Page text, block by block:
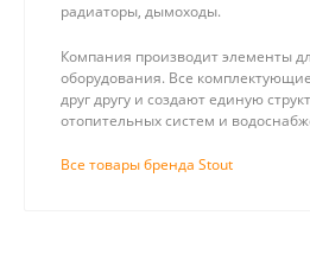
радиаторы, дымоходы.
Компания производит элементы
оборудования. Все
друг другу и создают единую
отопительных систем и
Все товары бренда Stout